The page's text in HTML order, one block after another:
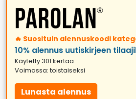
🔥 Suosituin alennuskoodi
10% alennus uutiskirjeen
Käytetty 301 kertaa
Voimassa: toistaiseksi
Lunasta alennus